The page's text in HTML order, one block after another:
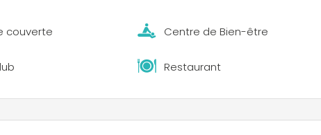
couverte Centre de Bien-être
Restaurant